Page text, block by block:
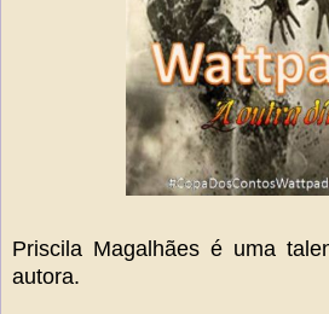
Priscila Magalhães é uma
autora.